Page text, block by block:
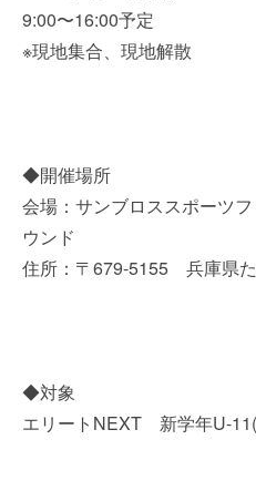
9:00〜16:00予定
※現地集合、現地解散
◆開催場所
会場：サンブロススポーツ
ウンド
住所：〒679-5155 兵庫県
◆対象
エリートNEXT 新学年U-11(